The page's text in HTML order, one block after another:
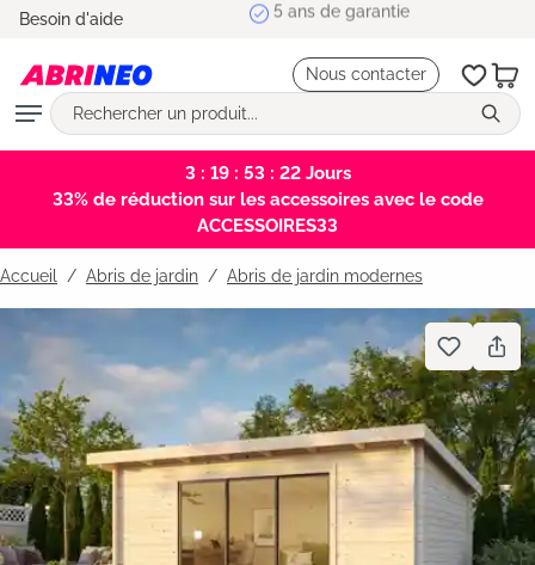
principal
Besoin d'aide 5 ans de garantie
Nous contacter
3 : 19 : 53 : 21Jours
33% de réduction sur les accessoires avec le code
ACCESSOIRES33
Accueil Abris de jardin / Abris de jardin modernes
Bildergalerie überspringen